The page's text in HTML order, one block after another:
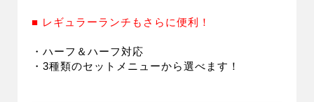
■ レギュラーランチもさらに便利！
・ハーフ＆ハーフ対応
・3種類のセットメニューから選べます！